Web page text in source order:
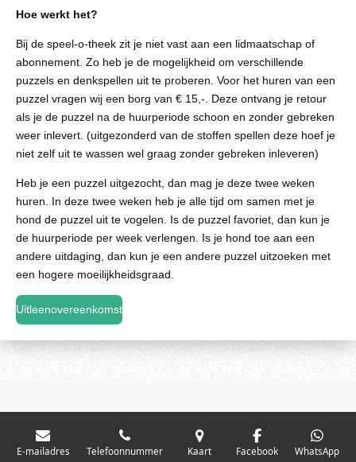
Hoe werkt het?
Bij de speel-o-theek zit je niet vast aan een lidmaatschap of
abonnement. Zo heb je de mogelijkheid om verschillende
puzzels en denkspellen uit te proberen. Voor het huren van een
puzzel vragen wij een borg van € 15,-. Deze ontvang je retour
als je de puzzel na de huurperiode schoon en zonder gebreken
weer inlevert. (uitgezonderd van de stoffen spellen deze hoef je
niet zelf uit te wassen wel graag zonder gebreken inleveren)
​Heb je een puzzel uitgezocht, dan mag je deze twee weken
huren. In deze twee weken heb je alle tijd om samen met je
hond de puzzel uit te vogelen. Is de puzzel favoriet, dan kun je
de huurperiode per week verlengen. Is je hond toe aan een
andere uitdaging, dan kun je een andere puzzel uitzoeken met
een hogere moeilijkheidsgraad.
Uitleenovereenkomst
E-mailadres Telefoonnummer Kaart Facebook WhatsApp